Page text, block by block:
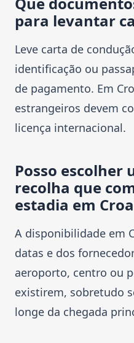
para levantar
Leve carta de
identificação ou
de pagamento. Em
estrangeiros devem
licença internacional.
Posso escolher
recolha que
estadia em
A disponibilidade em
datas e dos
aeroporto, centro ou
existirem, sobretudo
longe da chegada